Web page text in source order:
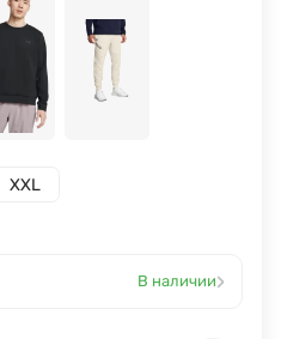
XXL
В наличии›